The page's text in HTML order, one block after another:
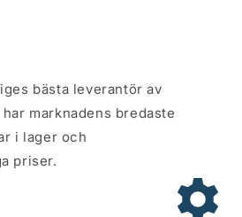
bästa leverantör av
marknadens bredaste
i lager och
priser.